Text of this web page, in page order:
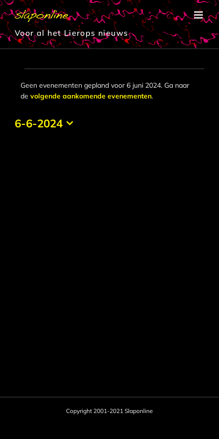
Ga
naar
inhoud
Voor al het Lierops nieuws
Evenementen
in
6
Bericht
Geen evenementen gepland voor 6 juni 2024. Ga naar
de volgende aankomende evenementen.
6-6-2024
Copyright 2001-2021 Slaponline